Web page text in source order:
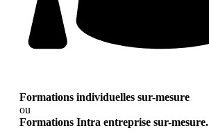
Formations individuelles sur-mesure
ou
Formations Intra entreprise sur-mesure.